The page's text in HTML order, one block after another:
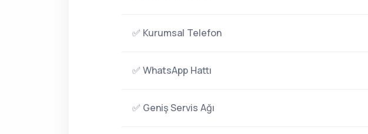
✅ Kurumsal Telefon
✅ WhatsApp Hattı
✅ Geniş Servis Ağı